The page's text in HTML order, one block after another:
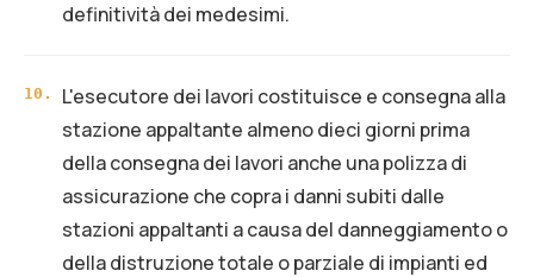
definitività dei medesimi.
10 .
L'esecutore dei lavori costituisce e consegna alla
stazione appaltante almeno dieci giorni prima
della consegna dei lavori anche una polizza di
assicurazione che copra i danni subiti dalle
stazioni appaltanti a causa del danneggiamento o
della distruzione totale o parziale di impianti ed